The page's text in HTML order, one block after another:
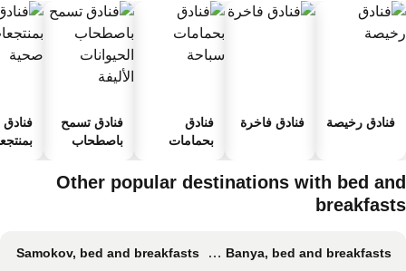
فنادق رخيصة فنادق فاخرة
فنادق
بحمامات
فنادق تسمح
باصطحاب
الأليفة
فنادق
Other popular destinations with bed
Sapareva Banya, bed and breakfasts
Samokov, bed and breakfasts